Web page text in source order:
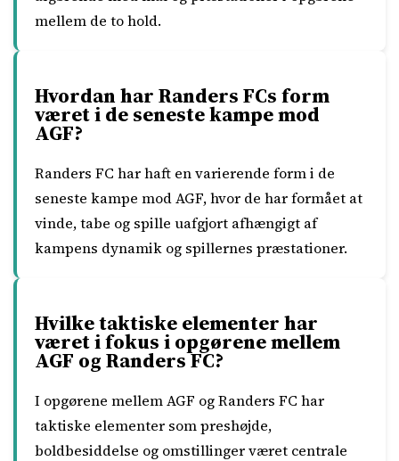
mellem de to hold.
Hvordan har Randers FCs form
været i de seneste kampe mod
AGF?
Randers FC har haft en varierende form i de
seneste kampe mod AGF, hvor de har formået at
vinde, tabe og spille uafgjort afhængigt af
kampens dynamik og spillernes præstationer.
Hvilke taktiske elementer har
været i fokus i opgørene mellem
AGF og Randers FC?
I opgørene mellem AGF og Randers FC har
taktiske elementer som preshøjde,
boldbesiddelse og omstillinger været centrale